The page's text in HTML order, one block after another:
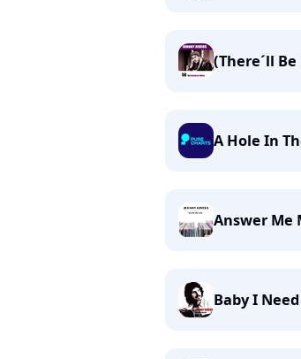
(There´ll
A Hole In
Answer Me
Baby I